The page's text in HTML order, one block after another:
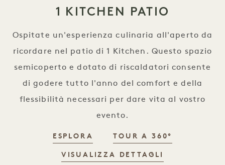
1 KITCHEN PATIO
Ospitate un'esperienza culinaria all'aperto da
ricordare nel patio di 1 Kitchen. Questo spazio
semicoperto e dotato di riscaldatori consente
di godere tutto l'anno del comfort e della
flessibilità necessari per dare vita al vostro
evento.
ESPLORA TOUR A 360°
VISUALIZZA DETTAGLI